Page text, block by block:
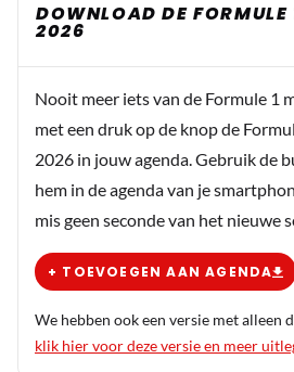
DOWNLOAD DE FORMULE
2026
Nooit meer iets van de Formule 1
met een druk op de knop de
2026 in jouw agenda. Gebruik de
hem in de agenda van je
mis geen seconde van het nieuwe
+ TOEVOEGEN AAN AGENDA
We hebben ook een versie met alleen
klik hier voor deze versie en meer